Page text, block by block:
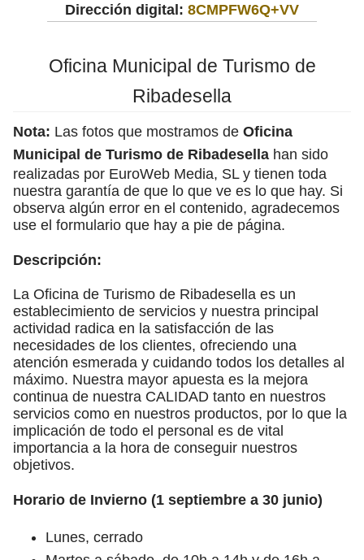
Dirección digital: 8CMPFW6Q+VV
Oficina Municipal de Turismo de
Ribadesella
Nota: Las fotos que mostramos de Oficina
Municipal de Turismo de Ribadesella han sido
realizadas por EuroWeb Media, SL y tienen toda
nuestra garantía de que lo que ve es lo que hay. Si
observa algún error en el contenido, agradecemos
use el formulario que hay a pie de página.
Descripción:
La Oficina de Turismo de Ribadesella es un
establecimiento de servicios y nuestra principal
actividad radica en la satisfacción de las
necesidades de los clientes, ofreciendo una
atención esmerada y cuidando todos los detalles al
máximo. Nuestra mayor apuesta es la mejora
continua de nuestra CALIDAD tanto en nuestros
servicios como en nuestros productos, por lo que la
implicación de todo el personal es de vital
importancia a la hora de conseguir nuestros
objetivos.
Horario de Invierno (1 septiembre a 30 junio)
Lunes, cerrado